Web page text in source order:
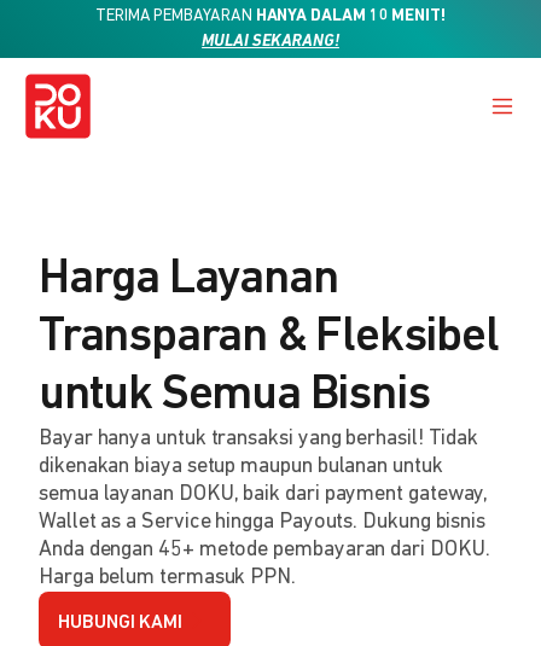
TERIMA PEMBAYARAN HANYA DALAM 10 MENIT!
MULAI SEKARANG!
Harga Layanan
Transparan & Fleksibel
untuk Semua Bisnis
Bayar hanya untuk transaksi yang berhasil! Tidak
dikenakan biaya setup maupun bulanan untuk
semua layanan DOKU, baik dari payment gateway,
Wallet as a Service hingga Payouts. Dukung bisnis
Anda dengan 45+ metode pembayaran dari DOKU.
Harga belum termasuk PPN.
HUBUNGI KAMI